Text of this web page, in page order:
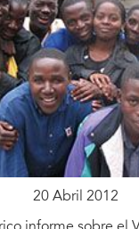
20 Abril 2012